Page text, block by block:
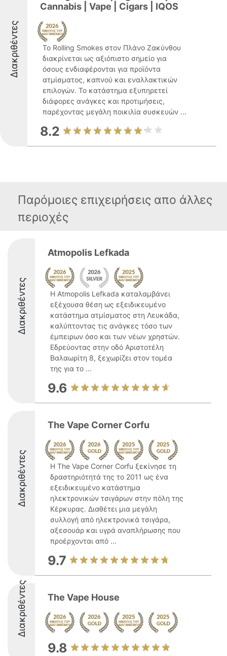
Διακριθέντες
Cannabis | Vape | Cigars | IQOS
Το Rolling Smokes στον Πλάνο Ζακύνθου
διακρίνεται ως αξιόπιστο σημείο για
όσους ενδιαφέρονται για προϊόντα
ατμίσματος, καπνού και εναλλακτικών
επιλογών. Το κατάστημα εξυπηρετεί
διάφορες ανάγκες και προτιμήσεις,
παρέχοντας μεγάλη ποικιλία συσκευών ...
8.2
Παρόμοιες επιχειρήσεις απο άλλες
περιοχές
Διακριθέντες
Atmopolis Lefkada
Η Atmopolis Lefkada καταλαμβάνει
εξέχουσα θέση ως εξειδικευμένο
κατάστημα ατμίσματος στη Λευκάδα,
καλύπτοντας τις ανάγκες τόσο των
έμπειρων όσο και των νέων χρηστών.
Εδρεύοντας στην οδό Αριστοτέλη
Βαλαωρίτη 8, ξεχωρίζει στον τομέα
της για το ...
9.6
Διακριθέντες
The Vape Corner Corfu
Η The Vape Corner Corfu ξεκίνησε τη
δραστηριότητά της το 2011 ως ένα
εξειδικευμένο κατάστημα
ηλεκτρονικών τσιγάρων στην πόλη της
Κέρκυρας. Διαθέτει μια μεγάλη
συλλογή από ηλεκτρονικά τσιγάρα,
αξεσουάρ και υγρά αναπλήρωσης που
προέρχονται από ...
9.7
Διακριθέντες The Vape House
9.8